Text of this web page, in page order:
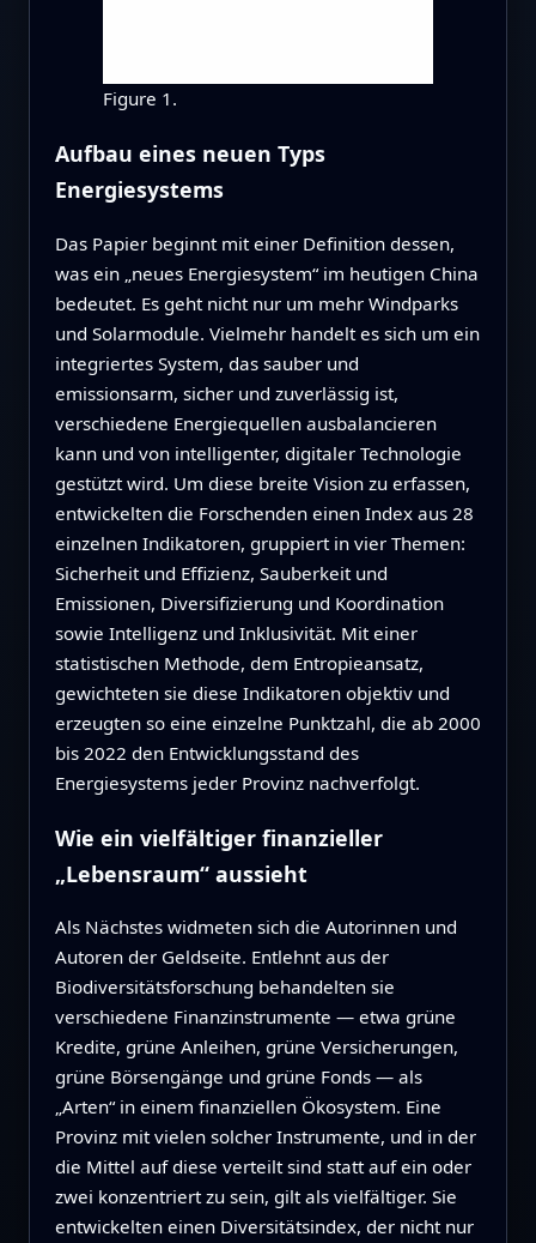
Figure 1.
Aufbau eines neuen Typs
Energiesystems
Das Papier beginnt mit einer Definition dessen,
was ein „neues Energiesystem“ im heutigen China
bedeutet. Es geht nicht nur um mehr Windparks
und Solarmodule. Vielmehr handelt es sich um ein
integriertes System, das sauber und
emissionsarm, sicher und zuverlässig ist,
verschiedene Energiequellen ausbalancieren
kann und von intelligenter, digitaler Technologie
gestützt wird. Um diese breite Vision zu erfassen,
entwickelten die Forschenden einen Index aus 28
einzelnen Indikatoren, gruppiert in vier Themen:
Sicherheit und Effizienz, Sauberkeit und
Emissionen, Diversifizierung und Koordination
sowie Intelligenz und Inklusivität. Mit einer
statistischen Methode, dem Entropieansatz,
gewichteten sie diese Indikatoren objektiv und
erzeugten so eine einzelne Punktzahl, die ab 2000
bis 2022 den Entwicklungsstand des
Energiesystems jeder Provinz nachverfolgt.
Wie ein vielfältiger finanzieller
„Lebensraum“ aussieht
Als Nächstes widmeten sich die Autorinnen und
Autoren der Geldseite. Entlehnt aus der
Biodiversitätsforschung behandelten sie
verschiedene Finanzinstrumente — etwa grüne
Kredite, grüne Anleihen, grüne Versicherungen,
grüne Börsengänge und grüne Fonds — als
„Arten“ in einem finanziellen Ökosystem. Eine
Provinz mit vielen solcher Instrumente, und in der
die Mittel auf diese verteilt sind statt auf ein oder
zwei konzentriert zu sein, gilt als vielfältiger. Sie
entwickelten einen Diversitätsindex, der nicht nur